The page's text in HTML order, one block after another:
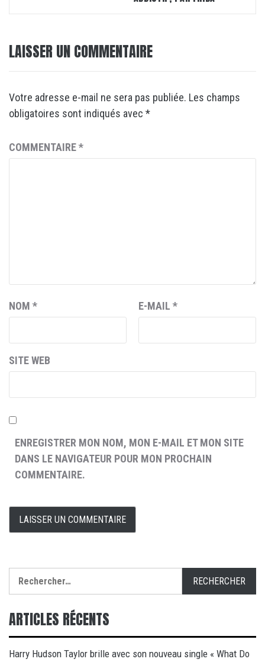
LAISSER UN COMMENTAIRE
Votre adresse e-mail ne sera pas publiée. Les champs
obligatoires sont indiqués avec *
COMMENTAIRE*
NOM * E-MAIL *
SITE WEB
ENREGISTRER MON NOM, MON E-MAIL ET MON SITE
DANS LE NAVIGATEUR POUR MON PROCHAIN
COMMENTAIRE.
ARTICLES RÉCENTS
Harry Hudson Taylor brille avec son nouveau single « What Do